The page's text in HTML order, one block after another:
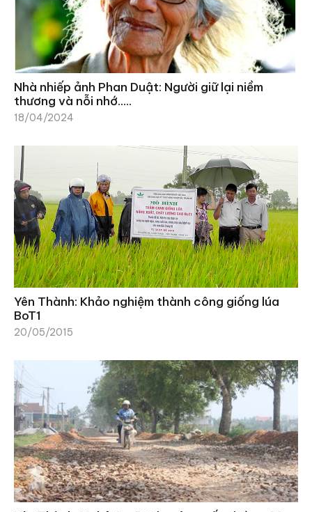
Nhà nhiếp ảnh Phan Duật: Người giữ lại niềm
thương và nỗi nhớ…..
18/04/2024
Yên Thành: Khảo nghiệm thành công giống lúa
BoT1
20/05/2015